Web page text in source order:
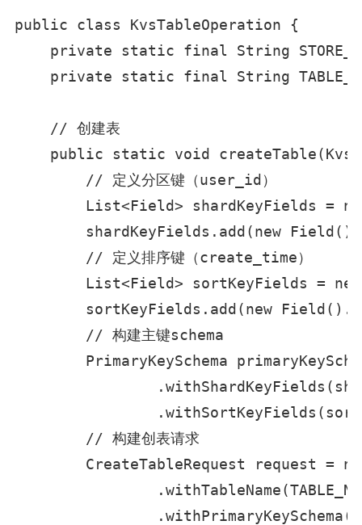
public class KvsTableOperation {
private static final String
private static final String
    // 创建表
public static void
        // 定义分区键（user_id）
List<Field> shardKeyFields =
shardKeyFields.add(new
        // 定义排序键（create_time）
List<Field> sortKeyFields =
sortKeyFields.add(new
        // 构建主键schema
PrimaryKeySchema
        // 构建创表请求
CreateTableRequest request =